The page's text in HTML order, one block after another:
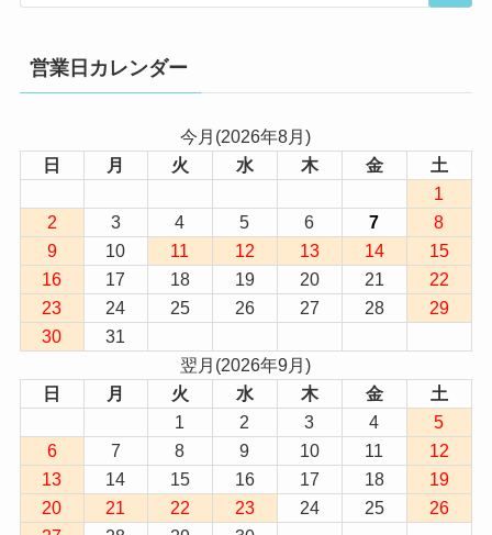
営業日カレンダー
今月(2026年8月)
日
月 火 水 木 金
土
1
2
3 4 5 6 7
8
9
10 11 12 13 14
15
16
17 18 19 20 21
22
23
24 25 26 27 28
29
30
31
翌月(2026年9月)
日
月 火 水 木 金
土
1
2 3 4
5
6
7 8 9 10 11
12
13
14 15 16 17 18
19
20
21 22 23 24 25
26